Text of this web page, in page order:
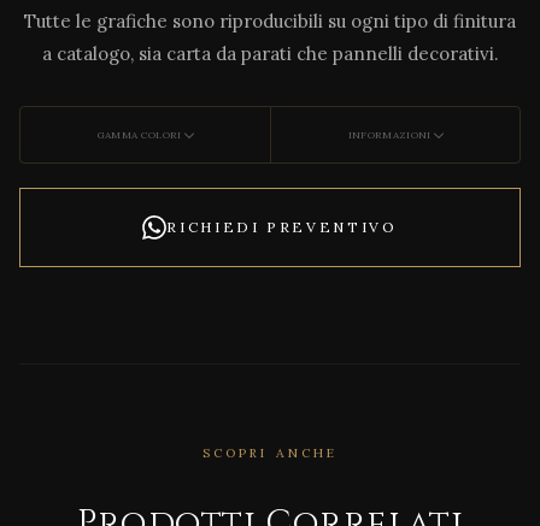
Tutte le grafiche sono riproducibili su ogni tipo di finitura
a catalogo, sia carta da parati che pannelli decorativi.
GAMMA COLORI INFORMAZIONI
RICHIEDI PREVENTIVO
SCOPRI ANCHE